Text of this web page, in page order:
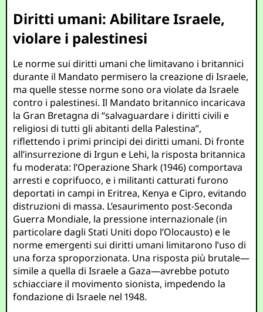
Diritti umani: Abilitare Israele,
violare i palestinesi
Le norme sui diritti umani che limitavano i britannici
durante il Mandato permisero la creazione di Israele,
ma quelle stesse norme sono ora violate da Israele
contro i palestinesi. Il Mandato britannico incaricava
la Gran Bretagna di “salvaguardare i diritti civili e
religiosi di tutti gli abitanti della Palestina”,
riflettendo i primi principi dei diritti umani. Di fronte
all’insurrezione di Irgun e Lehi, la risposta britannica
fu moderata: l’Operazione Shark (1946) comportava
arresti e coprifuoco, e i militanti catturati furono
deportati in campi in Eritrea, Kenya e Cipro, evitando
distruzioni di massa. L’esaurimento post-Seconda
Guerra Mondiale, la pressione internazionale (in
particolare dagli Stati Uniti dopo l’Olocausto) e le
norme emergenti sui diritti umani limitarono l’uso di
una forza sproporzionata. Una risposta più brutale—
simile a quella di Israele a Gaza—avrebbe potuto
schiacciare il movimento sionista, impedendo la
fondazione di Israele nel 1948.